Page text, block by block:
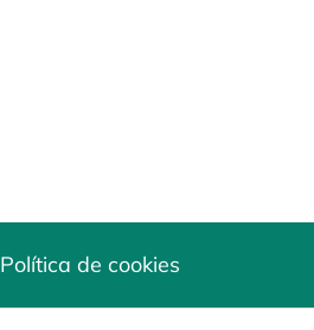
Política de cookies